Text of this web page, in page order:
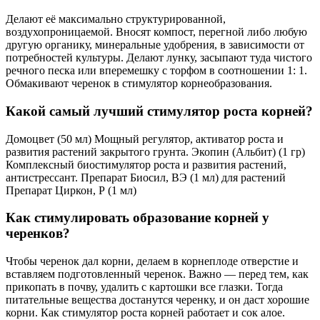
Делают её максимально структурированной,
воздухопроницаемой. Вносят компост, перегной либо любую
другую органику, минеральные удобрения, в зависимости от
потребностей культуры. Делают лунку, засыпают туда чистого
речного песка или вперемешку с торфом в соотношении 1: 1.
Обмакивают черенок в стимулятор корнеобразования.
Какой самый лучший стимулятор роста корней?
Домоцвет (50 мл) Мощный регулятор, активатор роста и
развития растений закрытого грунта. Экопин (Альбит) (1 гр)
Комплексный биостимулятор роста и развития растений,
антистрессант. Препарат Биосил, ВЭ (1 мл) для растений
Препарат Циркон, Р (1 мл)
Как стимулировать образование корней у
черенков?
Чтобы черенок дал корни, делаем в корнеплоде отверстие и
вставляем подготовленный черенок. Важно — перед тем, как
прикопать в почву, удалить с картошки все глазки. Тогда
питательные вещества достанутся черенку, и он даст хорошие
корни. Как стимулятор роста корней работает и сок алое.